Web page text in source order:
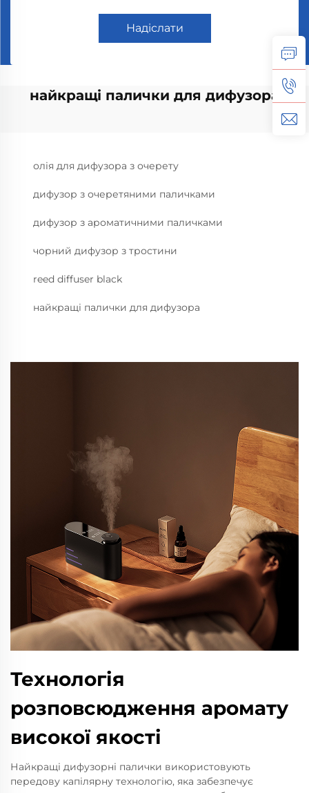
Надіслати
найкращі палички для дифузора
олія для дифузора з очерету
дифузор з очеретяними паличками
дифузор з ароматичними паличками
чорний дифузор з тростини
reed diffuser black
найкращі палички для дифузора
Технологія
розповсюдження аромату
високої якості
Найкращі дифузорні палички використовують
передову капілярну технологію, яка забезпечує